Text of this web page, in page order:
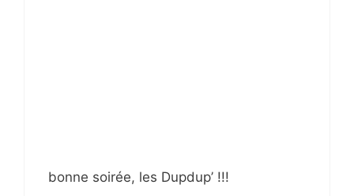
bonne soirée, les Dupdup’ !!!